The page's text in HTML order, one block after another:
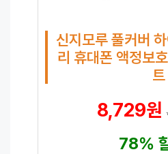
신지모루 풀커버
리 휴대폰 액정보
트
8,729원
78%